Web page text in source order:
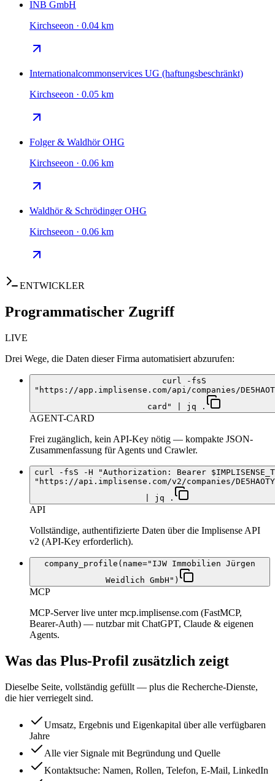
INB GmbH
Kirchseeon · 0.04 km
Internationalcommonservices UG (haftungsbeschränkt)
Kirchseeon · 0.05 km
Folger & Waldhör OHG
Kirchseeon · 0.06 km
Waldhör & Schrödinger OHG
Kirchseeon · 0.06 km
ENTWICKLER
Programmatischer Zugriff
LIVE
Drei Wege, die Daten dieser Firma automatisiert abzurufen:
curl -fsS
"https://app.implisense.com/api/companies/
card" | jq .
AGENT-CARD
Frei zugänglich, kein API-Key nötig — kompakte JSON-
Zusammenfassung für Agents und Crawler.
curl -fsS -H "Authorization: Bearer
"https://api.implisense.com/v2/companies/
| jq .
API
Vollständige, authentifizierte Daten über die Implisense API
v2 (API-Key erforderlich).
company_profile(name="IJW Immobilien Jürgen
Weidlich GmbH")
MCP
MCP-Server live unter mcp.implisense.com (FastMCP,
Bearer-Auth) — nutzbar mit ChatGPT, Claude & eigenen
Agents.
Was das Plus-Profil zusätzlich zeigt
Dieselbe Seite, vollständig gefüllt — plus die Recherche-Dienste,
die hier verriegelt sind.
Umsatz, Ergebnis und Eigenkapital über alle verfügbaren
Jahre
Alle vier Signale mit Begründung und Quelle
Kontaktsuche: Namen, Rollen, Telefon, E-Mail, LinkedIn